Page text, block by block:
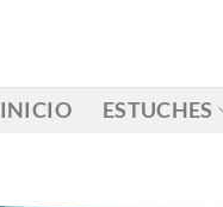
INICIO ESTUCHES